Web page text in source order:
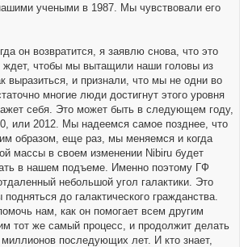
учеными в 1987. Мы чувствовали его
он возвратится, я заявлю снова, что это
ждет, чтобы мы вытащили наши головы из
выразиться, и признали, что мы не одни во
многие люди достигнут этого уровня
себя. Это может быть в следующем году,
или 2012. Мы надеемся самое позднее, что
образом, еще раз, мы меняемся и когда
массы в своем изменении Nibiru будет
в нашем подъеме. Именно поэтому ГФ
небольшой угол галактики. Это
до галактического гражданства.
нам, как он помогает всем другим
тот же самый процесс, и продолжит делать
миллионов последующих лет. И кто знает,